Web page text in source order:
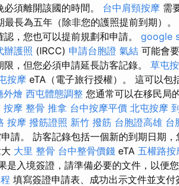
須離開該國的時間。 台中肩頸按摩 需
最長為五年（除非您的護照提前到期）。
，您也可以提前規劃和申請。 google
辦護照 (IRCC) 申請台胞證 氣結 可能會
，但您必須申請延長訪客記錄。 草屯
按摩 eTA（電子旅行授權）。 這可以包
外燴 西屯體態調整 您通常可以在移民局
按摩 整骨 推拿 台中按摩平價 北屯按摩
按摩 撥筋證照 新竹 撥筋 台胞證高雄 台
請。 訪客記錄包括一個新的到期日期
大里 整骨 台中整骨價錢 eTA 五權路按
是入境簽證，請準備必要的文件，以便
填寫簽證申請表、成功出示文件並支